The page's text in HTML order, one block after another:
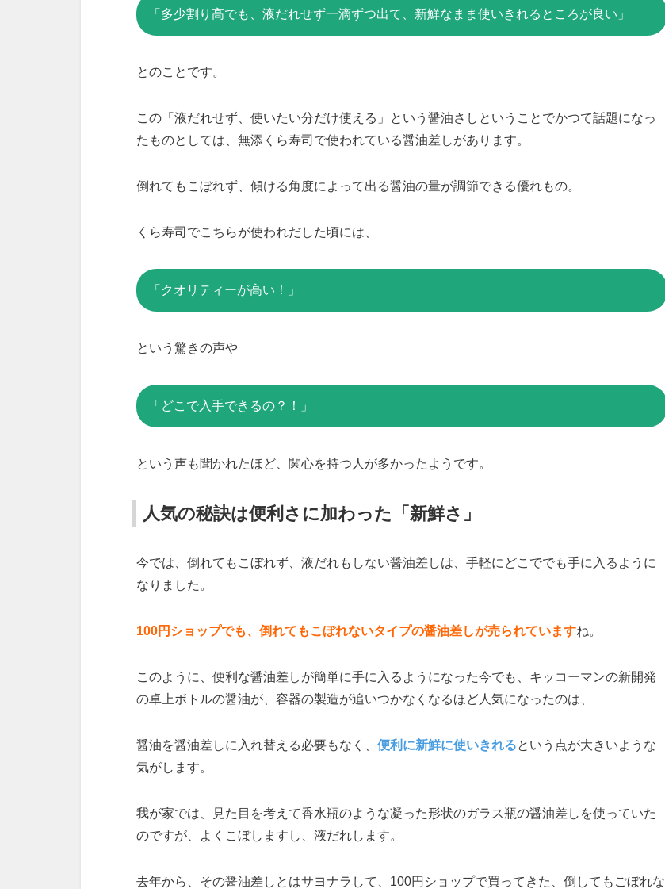
「多少割り高でも、液だれせず一滴ずつ出て、新鮮なまま使いきれるところが良い」
とのことです。
この「液だれせず、使いたい分だけ使える」という醤油さしということでかつて話題になっ
たものとしては、無添くら寿司で使われている醤油差しがあります。
倒れてもこぼれず、傾ける角度によって出る醤油の量が調節できる優れもの。
くら寿司でこちらが使われだした頃には、
「クオリティーが高い！」
という驚きの声や
「どこで入手できるの？！」
という声も聞かれたほど、関心を持つ人が多かったようです。
人気の秘訣は便利さに加わった「新鮮さ」
今では、倒れてもこぼれず、液だれもしない醤油差しは、手軽にどこででも手に入るように
なりました。
100円ショップでも、倒れてもこぼれないタイプの醤油差しが売られていますね。
このように、便利な醤油差しが簡単に手に入るようになった今でも、キッコーマンの新開発
の卓上ボトルの醤油が、容器の製造が追いつかなくなるほど人気になったのは、
醤油を醤油差しに入れ替える必要もなく、 便利に新鮮に使いきれるという点が大きいような
気がします。
我が家では、見た目を考えて香水瓶のような凝った形状のガラス瓶の醤油差しを使っていた
のですが、よくこぼしますし、液だれします。
去年から、その醤油差しとはサヨナラして、100円ショップで買ってきた、倒してもごぼれな